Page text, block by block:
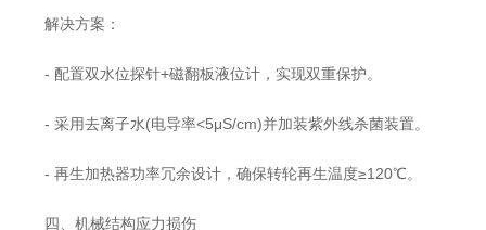
解决方案：
- 配置双水位探针+磁翻板液位计，实现双重保护。
- 采用去离子水(电导率<5μS/cm)并加装紫外线杀菌装置。
- 再生加热器功率冗余设计，确保转轮再生温度≥120℃。
四、机械结构应力损伤